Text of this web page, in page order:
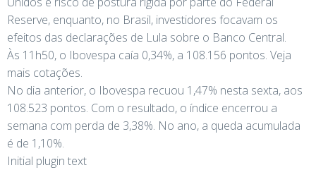
Reserve, enquanto, no Brasil, investidores focavam os
efeitos das declarações de Lula sobre o Banco Central.
Às 11h50, o Ibovespa caía 0,34%, a 108.156 pontos. Veja
mais cotações.
No dia anterior, o Ibovespa recuou 1,47% nesta sexta, aos
108.523 pontos. Com o resultado, o índice encerrou a
semana com perda de 3,38%. No ano, a queda acumulada
é de 1,10%.
Initial plugin text